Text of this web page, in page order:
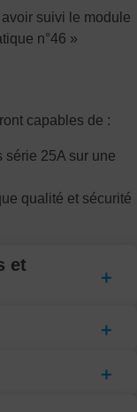
suivi le module
n°46 »
capables de :
série 25A sur une
qualité et sécurité
et